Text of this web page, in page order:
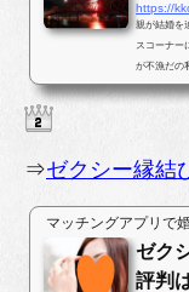
https://
親が結婚を
スコーナー
が不漁だの
中ほどのペ
⇒ゼクシー縁結
マッチングアプリで
ゼク
評判